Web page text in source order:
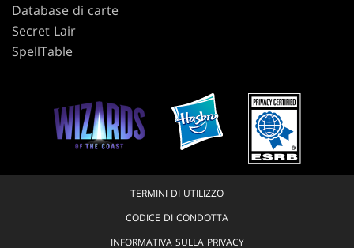
Database di carte
Secret Lair
SpellTable
TERMINI DI UTILIZZO
CODICE DI CONDOTTA
INFORMATIVA SULLA PRIVACY